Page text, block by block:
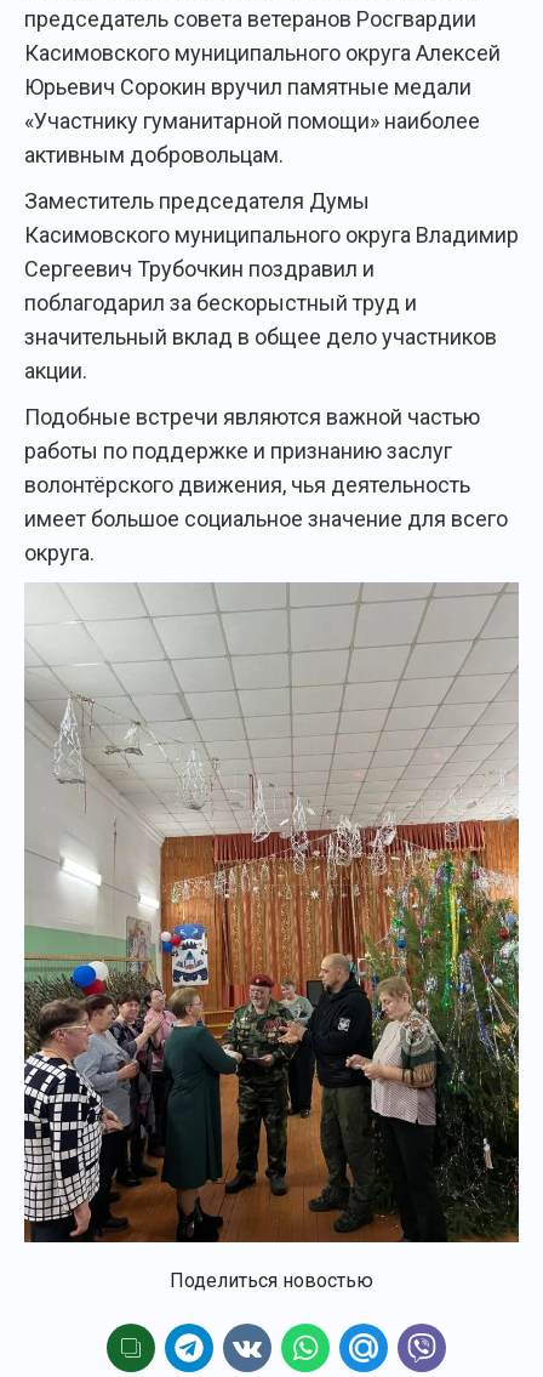
председатель совета ветеранов Росгвардии
Касимовского муниципального округа Алексей
Юрьевич Сорокин вручил памятные медали
«Участнику гуманитарной помощи» наиболее
активным добровольцам.
Заместитель председателя Думы
Касимовского муниципального округа Владимир
Сергеевич Трубочкин поздравил и
поблагодарил за бескорыстный труд и
значительный вклад в общее дело участников
акции.
Подобные встречи являются важной частью
работы по поддержке и признанию заслуг
волонтёрского движения, чья деятельность
имеет большое социальное значение для всего
округа.
Поделиться новостью